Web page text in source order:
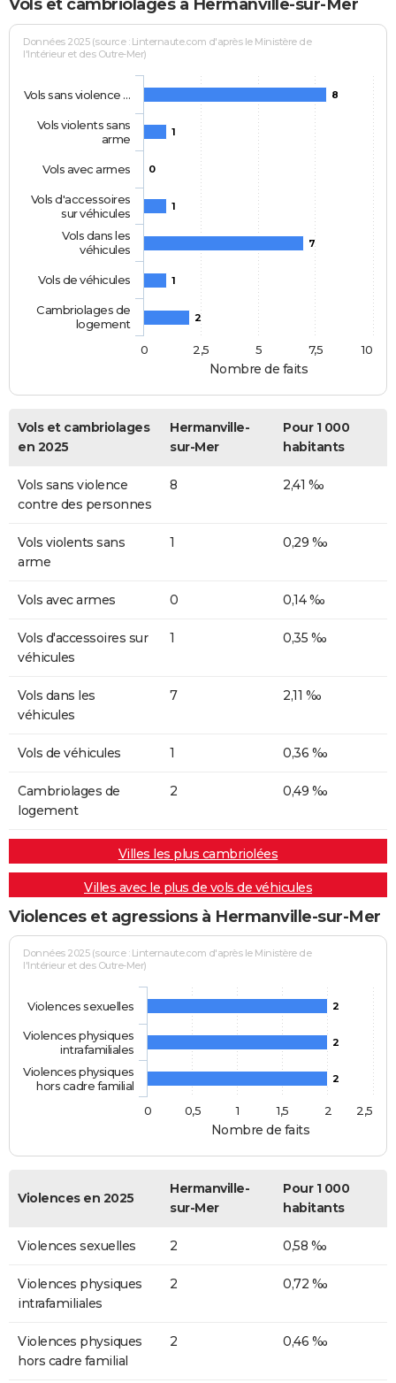
Vols et cambriolages à Hermanville-sur-Mer
Nombre de faits
Données 2025 (source : Linternaute.com d'après le Ministère de
l'Intérieur et des Outre-Mer)
8
1
0
1
7
1
2
Vols sans violence …
Vols violents sans
arme
Vols avec armes
Vols d'accessoires
sur véhicules
Vols dans les
véhicules
Vols de véhicules
Cambriolages de
logement
0
10
2,5 5 7,5
Vols et cambriolages
en 2025
Hermanville-
sur-Mer
Pour 1 000
habitants
Vols sans violence
contre des personnes
8 2,41 ‰
Vols violents sans
arme
1 0,29 ‰
Vols avec armes 0 0,14 ‰
Vols d'accessoires sur
véhicules
1 0,35 ‰
Vols dans les
véhicules
7 2,11 ‰
Vols de véhicules 1 0,36 ‰
Cambriolages de
logement
2 0,49 ‰
Villes les plus cambriolées
Villes avec le plus de vols de véhicules
Violences et agressions à Hermanville-sur-Mer
Nombre de faits
Données 2025 (source : Linternaute.com d'après le Ministère de
l'Intérieur et des Outre-Mer)
2
2
2
Violences sexuelles
Violences physiques
intrafamiliales
Violences physiques
hors cadre familial
0
0,5 1 1,5 2 2,5
Violences en 2025
Hermanville-
sur-Mer
Pour 1 000
habitants
Violences sexuelles 2 0,58 ‰
Violences physiques
intrafamiliales
2 0,72 ‰
Violences physiques
hors cadre familial
2 0,46 ‰